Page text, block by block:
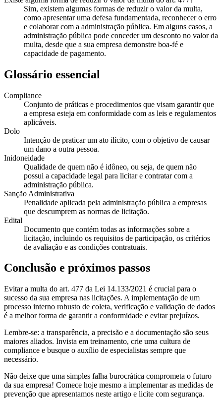
Sim, existem algumas formas de reduzir o valor da multa,
como apresentar uma defesa fundamentada, reconhecer o erro
e colaborar com a administração pública. Em alguns casos, a
administração pública pode conceder um desconto no valor da
multa, desde que a sua empresa demonstre boa-fé e
capacidade de pagamento.
Glossário essencial
Compliance
Conjunto de práticas e procedimentos que visam garantir que
a empresa esteja em conformidade com as leis e regulamentos
aplicáveis.
Dolo
Intenção de praticar um ato ilícito, com o objetivo de causar
um dano a outra pessoa.
Inidoneidade
Qualidade de quem não é idôneo, ou seja, de quem não
possui a capacidade legal para licitar e contratar com a
administração pública.
Sanção Administrativa
Penalidade aplicada pela administração pública a empresas
que descumprem as normas de licitação.
Edital
Documento que contém todas as informações sobre a
licitação, incluindo os requisitos de participação, os critérios
de avaliação e as condições contratuais.
Conclusão e próximos passos
Evitar a multa do art. 477 da Lei 14.133/2021 é crucial para o
sucesso da sua empresa nas licitações. A implementação de um
processo interno robusto de coleta, verificação e validação de dados
é a melhor forma de garantir a conformidade e evitar prejuízos.
Lembre-se: a transparência, a precisão e a documentação são seus
maiores aliados. Invista em treinamento, crie uma cultura de
compliance e busque o auxílio de especialistas sempre que
necessário.
Não deixe que uma simples falha burocrática comprometa o futuro
da sua empresa! Comece hoje mesmo a implementar as medidas de
prevenção que apresentamos neste artigo e licite com segurança.